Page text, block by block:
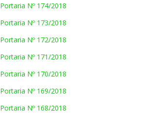
Portaria Nº 174/2018
Portaria Nº 173/2018
Portaria Nº 172/2018
Portaria Nº 171/2018
Portaria Nº 170/2018
Portaria Nº 169/2018
Portaria Nº 168/2018